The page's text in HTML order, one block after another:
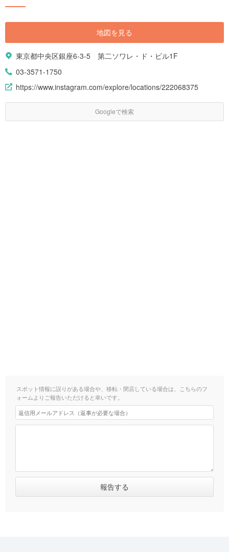
地図を見る
東京都中央区銀座6-3-5 第二ソワレ・ド・ビル1F
03-3571-1750
https://www.instagram.com/explore/locations/222068375
Googleで検索
スポット情報に誤りがある場合や、移転・閉店している場合は、こちらのフ
ォームよりご報告いただけると幸いです。